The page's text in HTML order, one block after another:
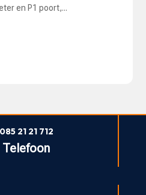
en P1 poort,...
085 21 21 712
Telefoon